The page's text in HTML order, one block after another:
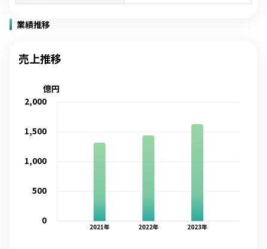
業績推移
売上推移
2021年 2022年 2023年
0
500
1,000
1,500
2,000
億円